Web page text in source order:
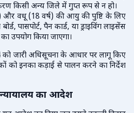
किसी अन्य जिले में गुप्त रूप से न हो।
और वधू (18 वर्ष) की आयु की पुष्टि के लिए
पासपोर्ट, पैन कार्ड, या ड्राइविंग लाइसेंस
उपयोग किया जाएगा।
जारी अधिसूचना के आधार पर लागू किए
को इनका कड़ाई से पालन करने का निर्देश
न्यायालय का आदेश